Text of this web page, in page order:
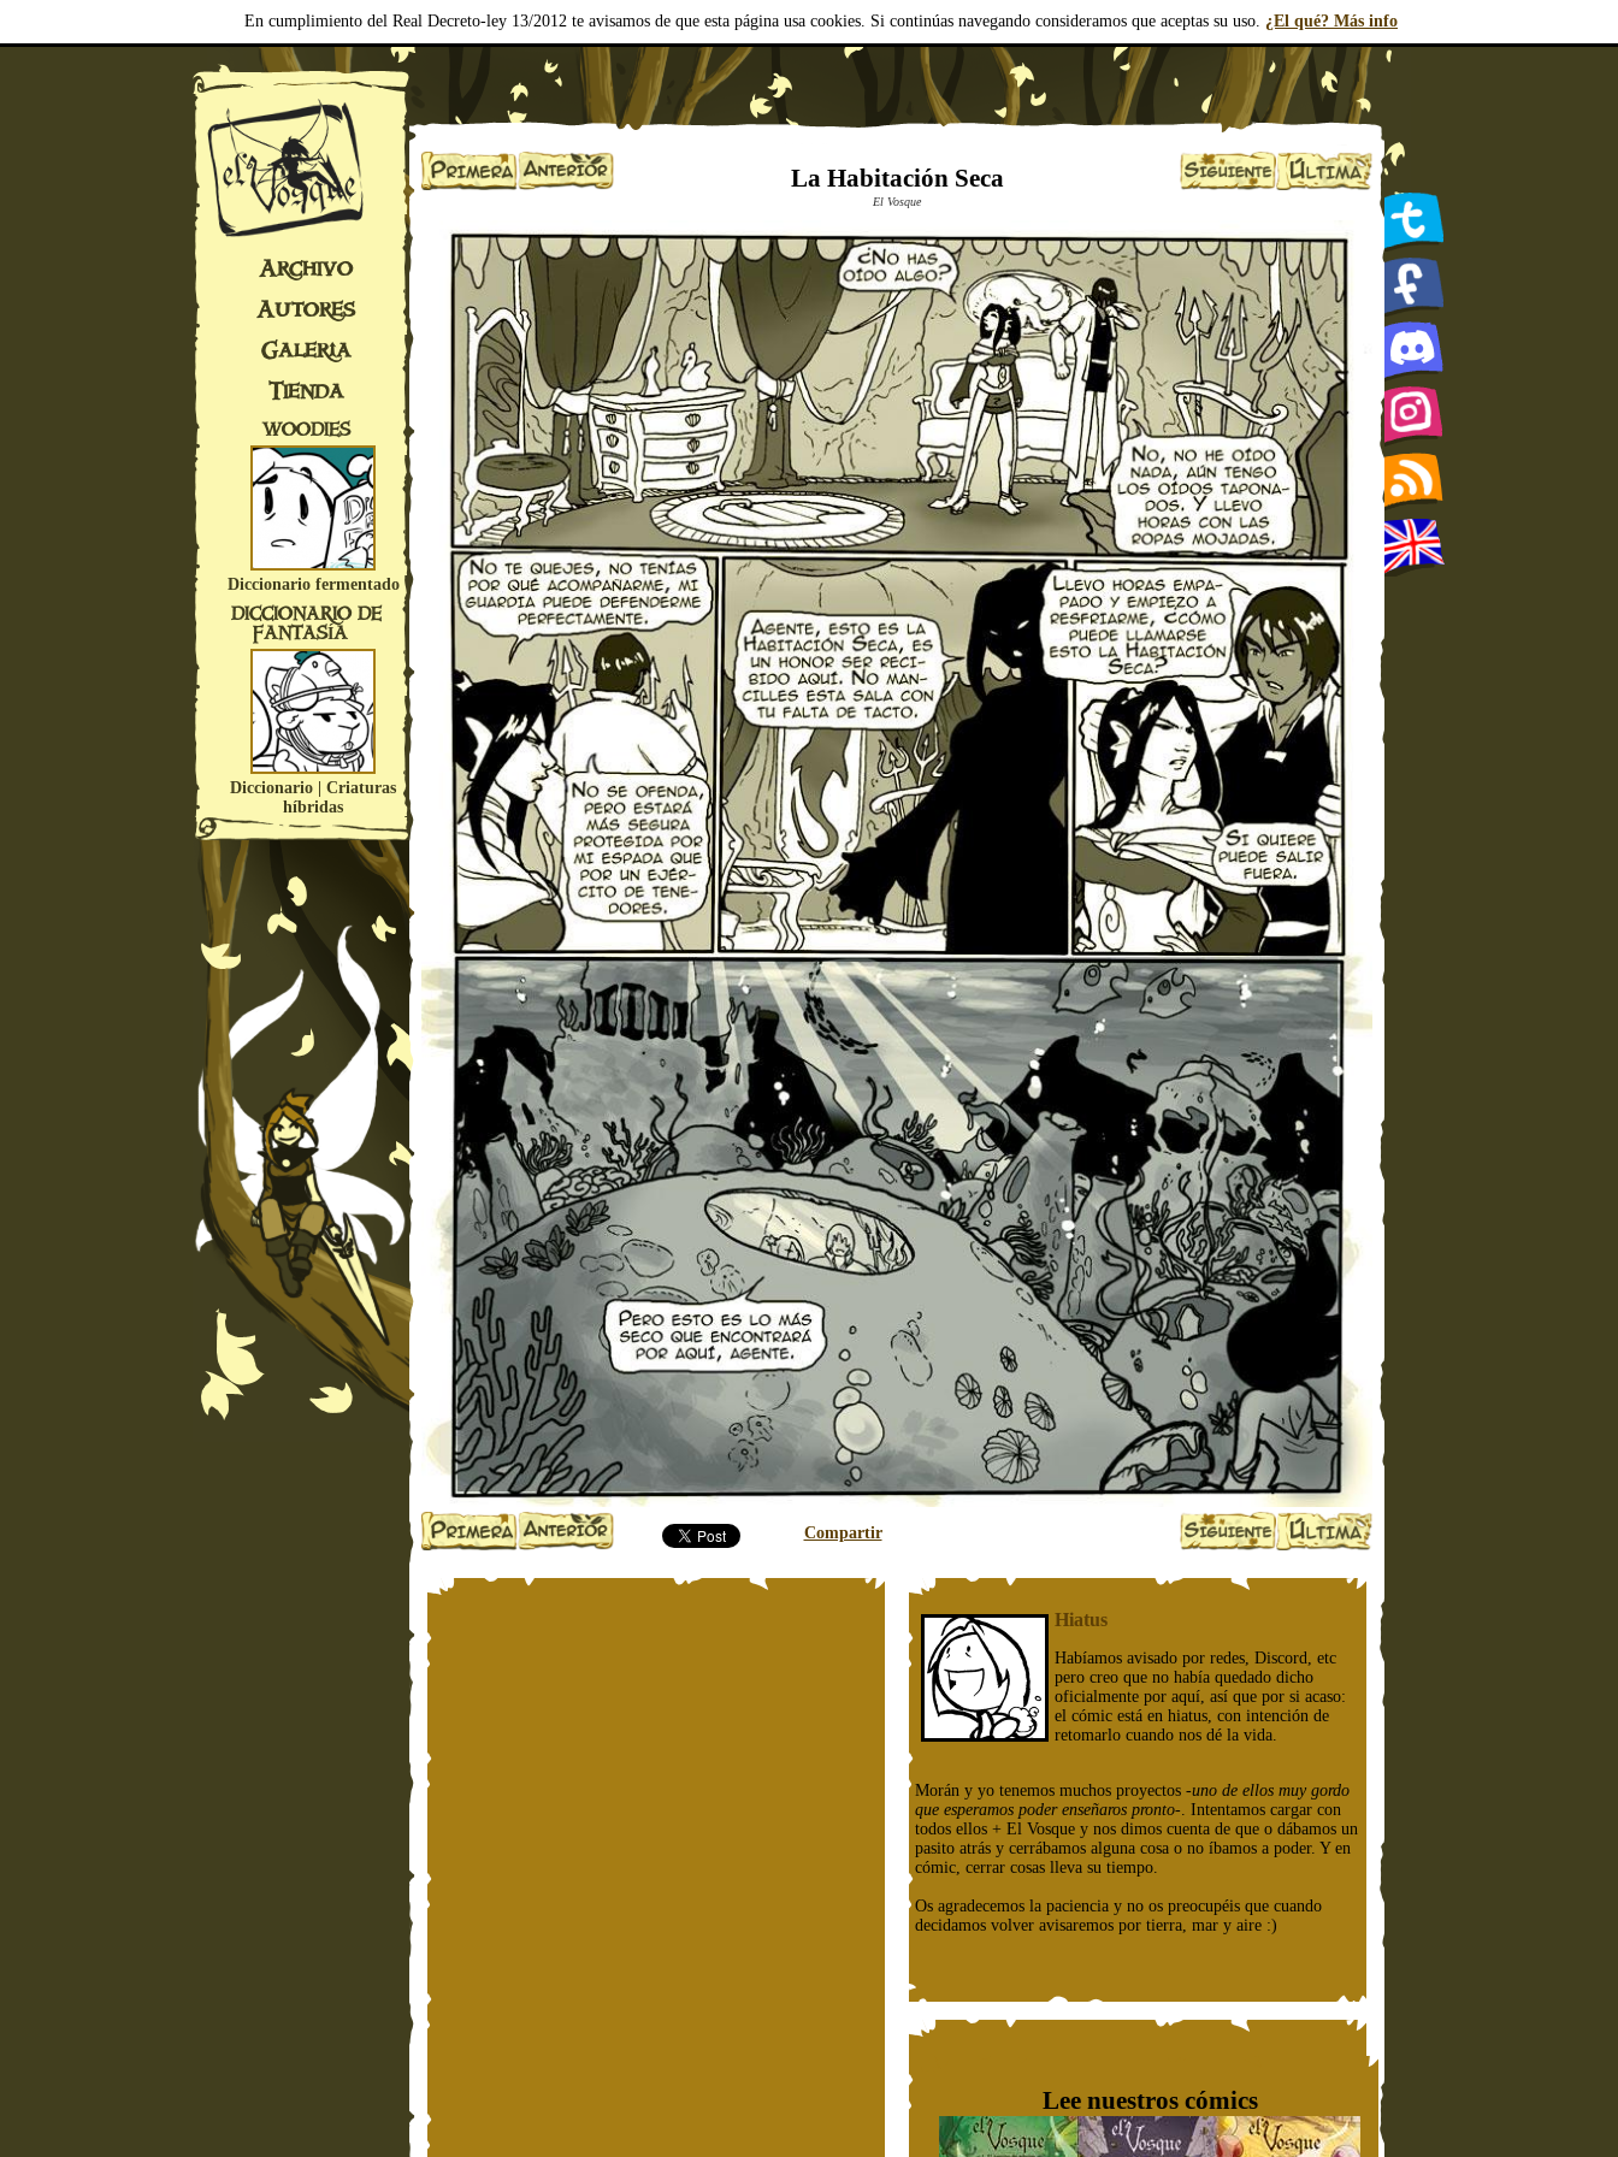
En cumplimiento del Real Decreto-ley 13/2012 te avisamos de que esta página usa cookies. Si continúas navegando consideramos que aceptas su uso. ¿El qué? Más info
Archivo
Autores
Galería
Tienda
WOODIES
Diccionario fermentado
DICCIONARIO DE
FANTASÍA
Diccionario | Criaturas
híbridas
La Habitación Seca
El Vosque
Compartir
Hiatus
Habíamos avisado por redes, Discord, etc
pero creo que no había quedado dicho
oficialmente por aquí, así que por si acaso:
el cómic está en hiatus, con intención de
retomarlo cuando nos dé la vida.
Morán y yo tenemos muchos proyectos -uno de ellos muy gordo
que esperamos poder enseñaros pronto-. Intentamos cargar con
todos ellos + El Vosque y nos dimos cuenta de que o dábamos un
pasito atrás y cerrábamos alguna cosa o no íbamos a poder. Y en
cómic, cerrar cosas lleva su tiempo.
Os agradecemos la paciencia y no os preocupéis que cuando
decidamos volver avisaremos por tierra, mar y aire :)
Lee nuestros cómics